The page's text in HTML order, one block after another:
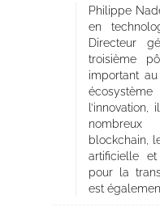
Philippe
en
Directeur
troisième
important
l’innovation,
blockchain,
artificielle
pour la
est